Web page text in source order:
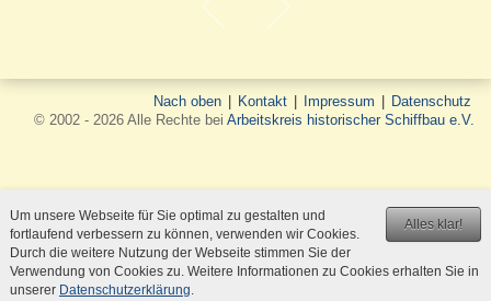
Nach oben Kontakt Impressum
Datenschutz
© 2002 - 2026 Alle Rechte bei Arbeitskreis historischer Schiffbau e.V.
Alles klar!
Um unsere Webseite für Sie optimal zu gestalten und
fortlaufend verbessern zu können, verwenden wir Cookies.
Durch die weitere Nutzung der Webseite stimmen Sie der
Verwendung von Cookies zu. Weitere Informationen zu Cookies erhalten Sie in
unserer Datenschutzerklärung